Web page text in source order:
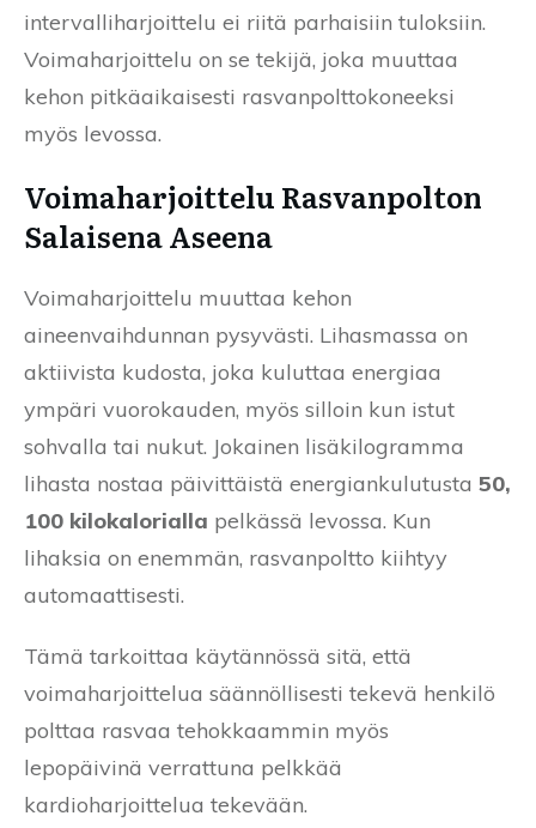
intervalliharjoittelu ei riitä parhaisiin tuloksiin.
Voimaharjoittelu on se tekijä, joka muuttaa
kehon pitkäaikaisesti rasvanpolttokoneeksi
myös levossa.
Voimaharjoittelu Rasvanpolton
Salaisena Aseena
Voimaharjoittelu muuttaa kehon
aineenvaihdunnan pysyvästi. Lihasmassa on
aktiivista kudosta, joka kuluttaa energiaa
ympäri vuorokauden, myös silloin kun istut
sohvalla tai nukut. Jokainen lisäkilogramma
lihasta nostaa päivittäistä energiankulutusta 50,
100 kilokalorialla pelkässä levossa. Kun
lihaksia on enemmän, rasvanpoltto kiihtyy
automaattisesti.
Tämä tarkoittaa käytännössä sitä, että
voimaharjoittelua säännöllisesti tekevä henkilö
polttaa rasvaa tehokkaammin myös
lepopäivinä verrattuna pelkkää
kardioharjoittelua tekevään.